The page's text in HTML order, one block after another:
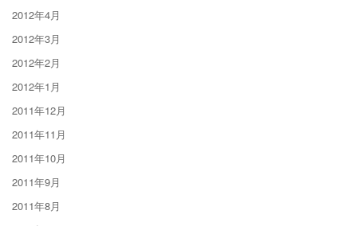
2012年4月
2012年3月
2012年2月
2012年1月
2011年12月
2011年11月
2011年10月
2011年9月
2011年8月